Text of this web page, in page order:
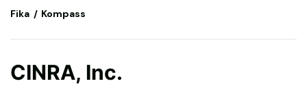
Fika Kompass
CINRA, Inc.